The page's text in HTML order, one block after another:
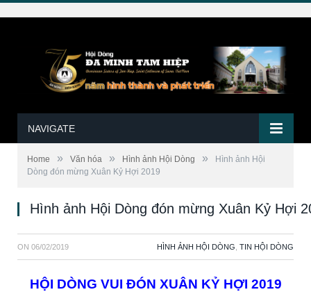
NAVIGATE
Home » Văn hóa » Hình ảnh Hội Dòng »
Hình ảnh Hội
Dòng đón mừng Xuân Kỷ Hợi 2019
Hình ảnh Hội Dòng đón mừng Xuân Kỷ Hợi
ON 06/02/2019 HÌNH ẢNH HỘI DÒNG TIN HỘI DÒNG
HỘI DÒNG VUI ĐÓN XUÂN KỶ HỢI 2019